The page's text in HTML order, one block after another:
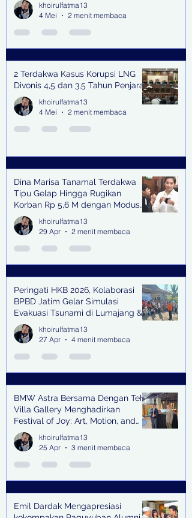
khoirulfatma13
4 Mei
2 menit membaca
2 Terdakwa Kasus Korupsi LNG
Divonis 4,5 dan 3,5 Tahun Penjara
khoirulfatma13
4 Mei
2 menit membaca
Dina Marisa Tanamal Terdakwa
Tipu Gelap Hingga Rugikan
Korban Rp 5,6 M dengan Modus
Kerja Sama Impor Bodong
khoirulfatma13
29 Apr
2 menit membaca
Peringati HKB 2026, Kolaborasi
BPBD Jatim Gelar Simulasi
Evakuasi Tsunami di Lumajang &
Trenggalek
khoirulfatma13
27 Apr
4 menit membaca
BMW Astra Bersama Dengan Teh
Villa Gallery Menghadirkan
Festival of Joy: Art, Motion, and
Scent
khoirulfatma13
25 Apr
3 menit membaca
Emil Dardak Mengapresiasi